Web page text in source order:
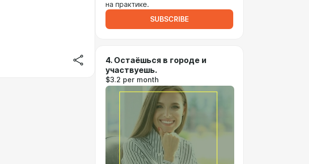
на практике.
SUBSCRIBE
4. Остаёшься в городе и
участвуешь.
$3.2 per month